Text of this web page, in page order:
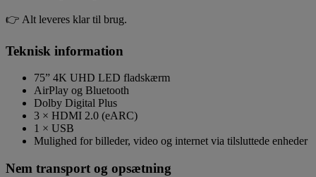
👉 Alt leveres klar til brug.
Teknisk information
75” 4K UHD LED fladskærm
AirPlay og Bluetooth
Dolby Digital Plus
3 × HDMI 2.0 (eARC)
1 × USB
Mulighed for billeder, video og internet via tilsluttede enheder
Nem transport og opsætning